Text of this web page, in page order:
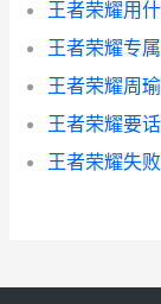
王者荣耀专
王者荣耀周
王者荣耀要
王者荣耀失